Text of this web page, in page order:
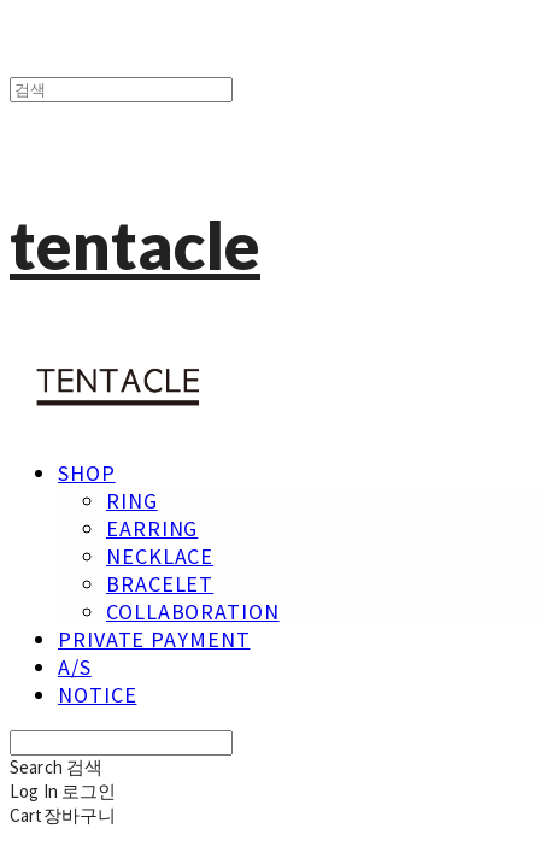
tentacle
SHOP
RING
EARRING
NECKLACE
BRACELET
COLLABORATION
PRIVATE PAYMENT
A/S
NOTICE
Search 검색
Log In 로그인
Cart장바구니